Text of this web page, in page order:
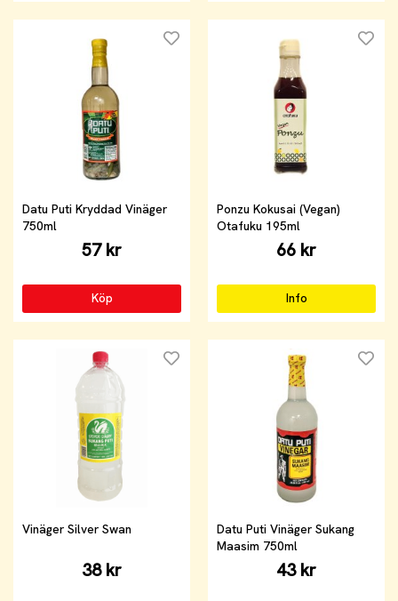
Datu Puti Kryddad Vinäger
750ml
57 kr
Köp
Ponzu Kokusai (Vegan)
Otafuku 195ml
66 kr
Info
Vinäger Silver Swan
38 kr
Datu Puti Vinäger Sukang
Maasim 750ml
43 kr